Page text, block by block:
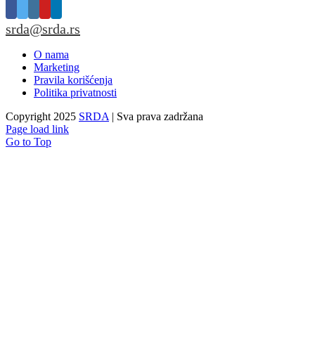
srda@srda.rs
O nama
Marketing
Pravila korišćenja
Politika privatnosti
Copyright 2025 SRDA | Sva prava zadržana
Page load link
Go to Top